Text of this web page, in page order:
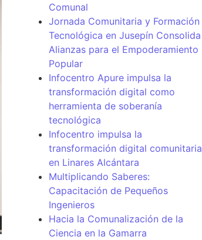
Comunal
Jornada Comunitaria y Formación
Tecnológica en Jusepín Consolida
Alianzas para el Empoderamiento
Popular
Infocentro Apure impulsa la
transformación digital como
herramienta de soberanía
tecnológica
Infocentro impulsa la
transformación digital comunitaria
en Linares Alcántara
Multiplicando Saberes:
Capacitación de Pequeños
Ingenieros
Hacia la Comunalización de la
Ciencia en la Gamarra